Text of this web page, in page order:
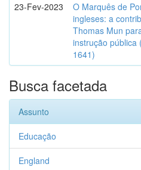
23-Fev-2023
O Marquês de
ingleses: a
Thomas Mun
instrução pública
1641)
Busca facetada
Assunto
Educação
England